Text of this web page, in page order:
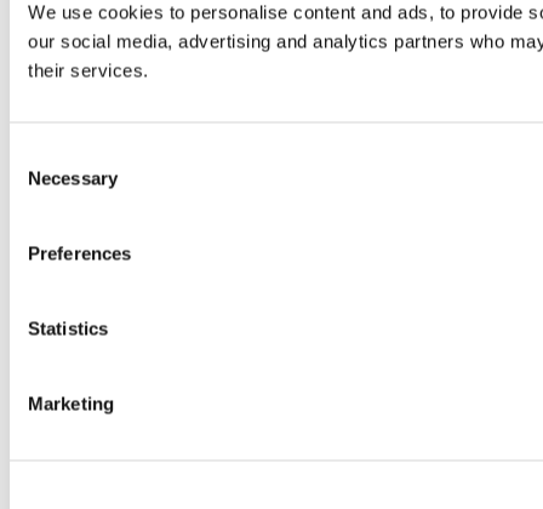
We use cookies to personalise content and ads, to provide
our social media, advertising and analytics partners who
their services.
Selection
Necessary
Preferences
Statistics
Marketing